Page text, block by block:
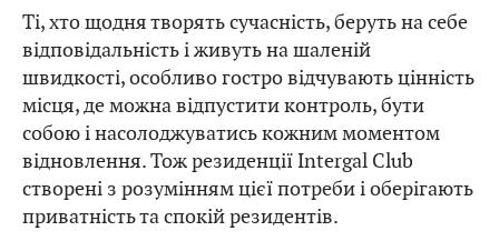
Ті, хто щодня творять сучасність, беруть на себе
відповідальність і живуть на шаленій
швидкості, особливо гостро відчувають цінність
місця, де можна відпустити контроль, бути
собою і насолоджуватись кожним моментом
відновлення. Тож резиденції Intergal Club
створені з розумінням цієї потреби і оберігають
приватність та спокій резидентів.